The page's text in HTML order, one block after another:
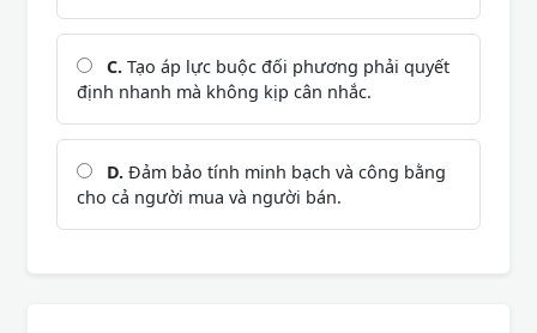
C. Tạo áp lực buộc đối phương phải quyết
định nhanh mà không kịp cân nhắc.
D. Đảm bảo tính minh bạch và công bằng
cho cả người mua và người bán.